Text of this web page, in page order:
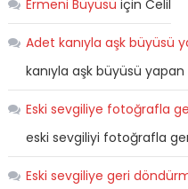
Ermeni Büyüsü için Celil
Adet kanıyla aşk büyüsü
kanıyla aşk büyüsü
Eski sevgiliye fotoğrafla
eski sevgiliyi fotoğrafla
Eski sevgiliye geri